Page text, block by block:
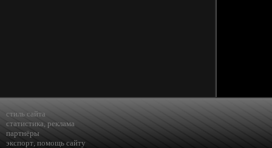
стиль сайта
статистика, реклама
партнёры
экспорт, помощь сайту